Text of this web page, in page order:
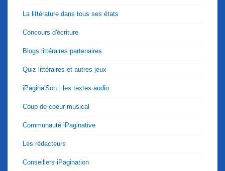
La littérature dans tous ses états
Concours d'écriture
Blogs littéraires partenaires
Quiz littéraires et autres jeux
iPagina'Son : les textes audio
Coup de coeur musical
Communauté iPaginative
Les rédacteurs
Conseillers iPagination